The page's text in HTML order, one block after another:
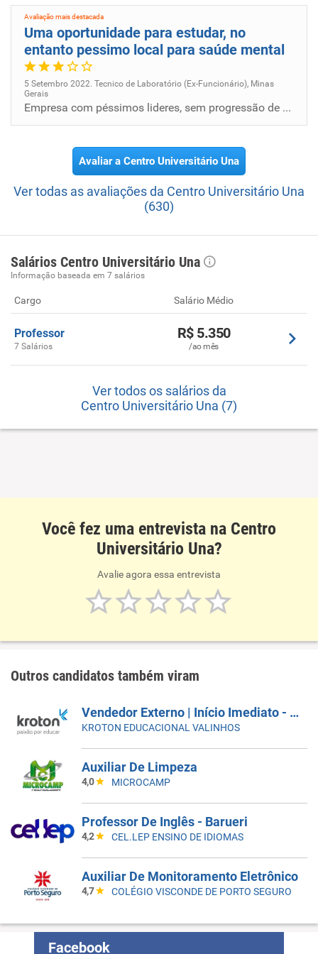
Avaliação mais destacada
Uma oportunidade para estudar, no
entanto pessimo local para saúde mental
5 Setembro 2022. Tecnico de Laboratório (Ex-Funcionário), Minas
Gerais
Empresa com péssimos lideres, sem progressão de carreira, no entanto é possível estudar.
Avaliar a Centro Universitário Una
Ver todas as avaliações da Centro Universitário Una
(630)
Salários Centro Universitário Una
Informação baseada em 7 salários
Cargo Salário Médio
Professor
7 Salários
R$ 5.350
/ao mês
Ver todos os salários da
Centro Universitário Una (7)
Você fez uma entrevista na Centro
Universitário Una?
Avalie agora essa entrevista
Outros candidatos também viram
Vendedor Externo | Início Imediato - SUMARÉ
KROTON EDUCACIONAL VALINHOS
Auxiliar De Limpeza
4,0 MICROCAMP
Professor De Inglês - Barueri
4,2 CEL.LEP ENSINO DE IDIOMAS
Auxiliar De Monitoramento Eletrônico
4,7 COLÉGIO VISCONDE DE PORTO SEGURO
Facebook